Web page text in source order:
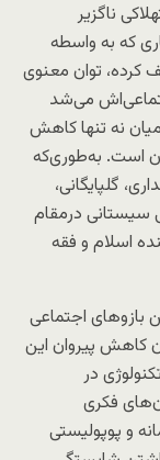
ناگزیر
که به واسطه
کرده، توان معنوی
می‌شد
نه تنها کاهش
است. به‌طوری‌که
گلپایگانی،
سیستانی درمقام
اسلام و فقه
بازوهای اجتماعی
کاهش پیروان این
در
فکری
و پوپولیستی